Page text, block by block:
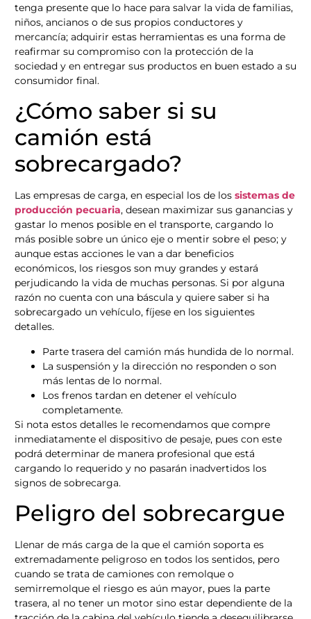
tenga presente que lo hace para salvar la vida de familias,
niños, ancianos o de sus propios conductores y
mercancía; adquirir estas herramientas es una forma de
reafirmar su compromiso con la protección de la
sociedad y en entregar sus productos en buen estado a su
consumidor final.
¿Cómo saber si su
camión está
sobrecargado?
Las empresas de carga, en especial los de los sistemas de
producción pecuaria, desean maximizar sus ganancias y
gastar lo menos posible en el transporte, cargando lo
más posible sobre un único eje o mentir sobre el peso; y
aunque estas acciones le van a dar beneficios
económicos, los riesgos son muy grandes y estará
perjudicando la vida de muchas personas. Si por alguna
razón no cuenta con una báscula y quiere saber si ha
sobrecargado un vehículo, fíjese en los siguientes
detalles.
Parte trasera del camión más hundida de lo normal.
La suspensión y la dirección no responden o son
más lentas de lo normal.
Los frenos tardan en detener el vehículo
completamente.
Si nota estos detalles le recomendamos que compre
inmediatamente el dispositivo de pesaje, pues con este
podrá determinar de manera profesional que está
cargando lo requerido y no pasarán inadvertidos los
signos de sobrecarga.
Peligro del sobrecargue
Llenar de más carga de la que el camión soporta es
extremadamente peligroso en todos los sentidos, pero
cuando se trata de camiones con remolque o
semirremolque el riesgo es aún mayor, pues la parte
trasera, al no tener un motor sino estar dependiente de la